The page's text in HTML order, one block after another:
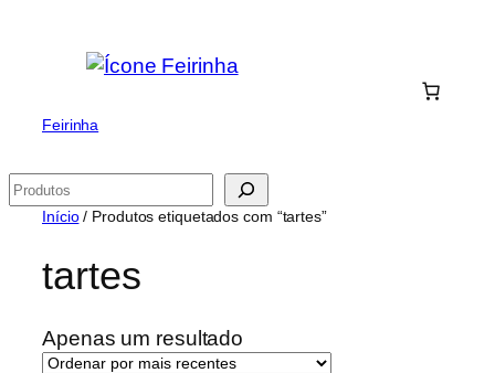
Feirinha
Pesquisar
Início/ Produtos etiquetados com “tartes”
tartes
Apenas um resultado